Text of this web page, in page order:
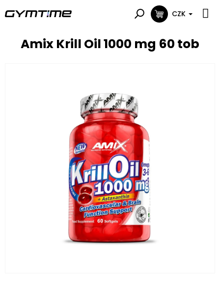
na
NÁKUPNÍ
CZK
Amix Krill Oil 1000 mg 60 tob